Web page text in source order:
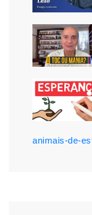
animais-de-